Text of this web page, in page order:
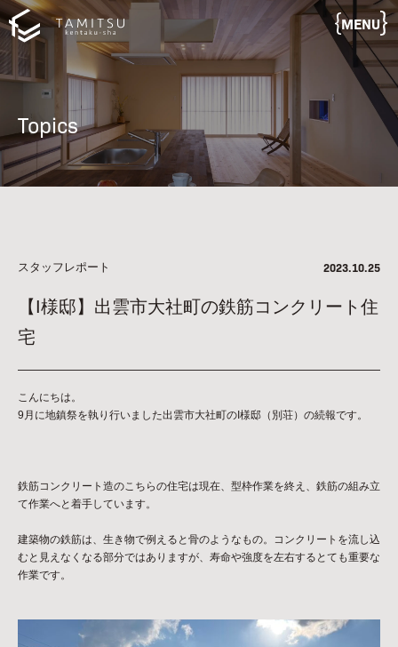
MENU
Topics
スタッフレポート 2023.10.25
【I様邸】出雲市大社町の鉄筋コンクリート住
宅
こんにちは。
9月に地鎮祭を執り行いました出雲市大社町のI様邸（別荘）の続報です。
鉄筋コンクリート造のこちらの住宅は現在、型枠作業を終え、鉄筋の組み立
て作業へと着手しています。
建築物の鉄筋は、生き物で例えると骨のようなもの。コンクリートを流し込
むと見えなくなる部分ではありますが、寿命や強度を左右するとても重要な
作業です。